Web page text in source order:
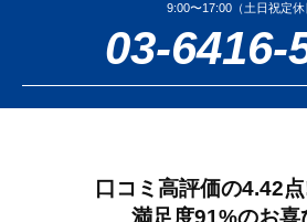
9:00〜17:00（土日祝定休
03-6416-
口コミ高評価の4.42
満足度91%のお喜